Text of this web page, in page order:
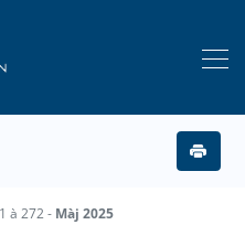
à 272 - Màj 2025